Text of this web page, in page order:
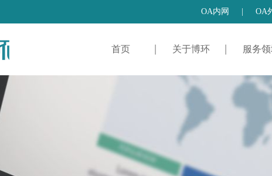
OA内网 OA
首页 关于博环 服务